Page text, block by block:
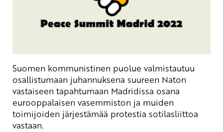
Suomen kommunistinen puolue valmistautuu
osallistumaan juhannuksena suureen Naton
vastaiseen tapahtumaan Madridissa osana
eurooppalaisen vasemmiston ja muiden
toimijoiden järjestämää protestia sotilasliittoa
vastaan.